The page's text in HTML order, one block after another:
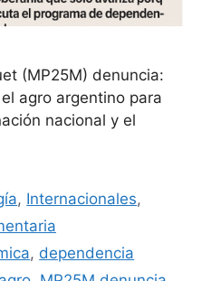
(MP25M) denuncia:
agro argentino para
nacional y el
, Internacionales,
, dependencia